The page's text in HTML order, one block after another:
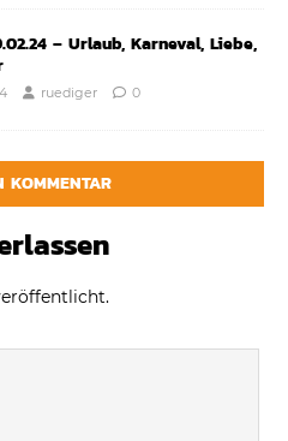
– Urlaub, Karneval, Liebe,
ruediger 0
KOMMENTAR